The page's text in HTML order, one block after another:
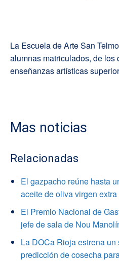
La Escuela de Arte San
alumnas matriculados, de los
enseñanzas artísticas
Mas noticias
Relacionadas
El gazpacho reúne hasta
aceite de oliva virgen
El Premio Nacional de
jefe de sala de Nou
La DOCa Rioja estrena
predicción de cosecha